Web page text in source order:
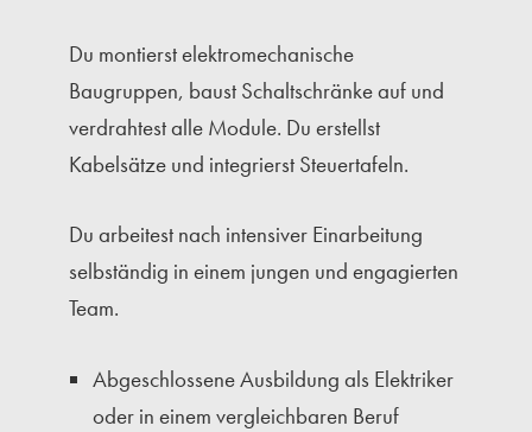
Du montierst elektromechanische
Baugruppen, baust Schaltschränke auf und
verdrahtest alle Module. Du erstellst
Kabelsätze und integrierst Steuertafeln.
Du arbeitest nach intensiver Einarbeitung
selbständig in einem jungen und engagierten
Team.
Abgeschlossene Ausbildung als Elektriker
oder in einem vergleichbaren Beruf